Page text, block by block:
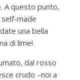
A questo punto,
made
una bella
di lime!
dal rosso
crudo –noi a